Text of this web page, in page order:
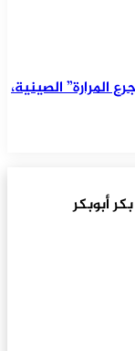
المرارة” الصينية،
أبوبكر